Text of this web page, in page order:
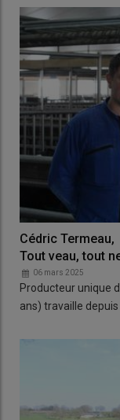
Cédric Termeau,
Tout veau, tout
06 mars 2025
Producteur unique
ans) travaille